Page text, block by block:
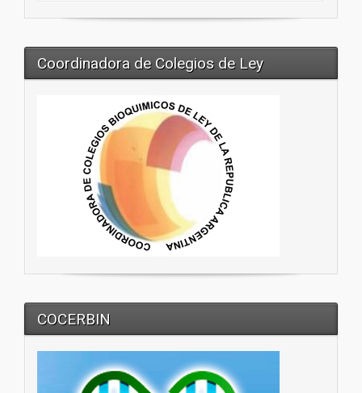
Coordinadora de Colegios de Ley
COCERBIN